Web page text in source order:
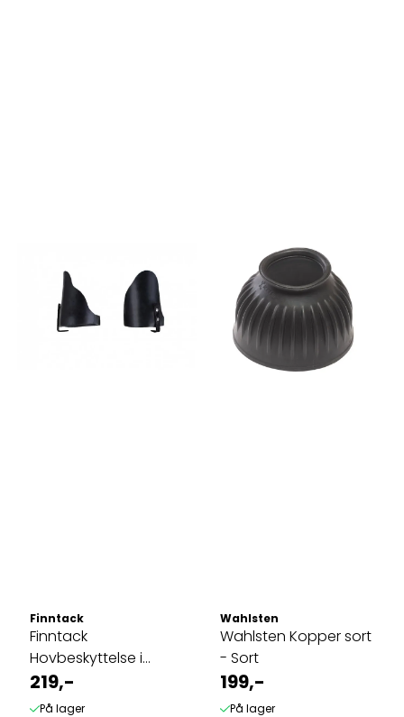
Finntack
Finntack
Hovbeskyttelse i
gummi med klips -
Sort
219,-
På lager
Wahlsten
Wahlsten Kopper sort
- Sort
199,-
På lager